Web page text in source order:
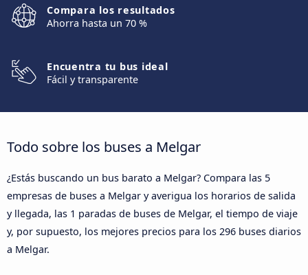
Compara los resultados
Ahorra hasta un 70 %
Encuentra tu bus ideal
Fácil y transparente
Todo sobre los buses a Melgar
¿Estás buscando un bus barato a Melgar? Compara las 5
empresas de buses a Melgar y averigua los horarios de salida
y llegada, las 1 paradas de buses de Melgar, el tiempo de viaje
y, por supuesto, los mejores precios para los 296 buses diarios
a Melgar.